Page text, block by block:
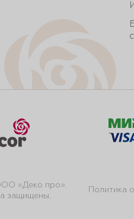
Политика
«Деко про».
защищены.